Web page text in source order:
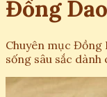
Đồng
Chuyên mục Đồng
sống sâu sắc